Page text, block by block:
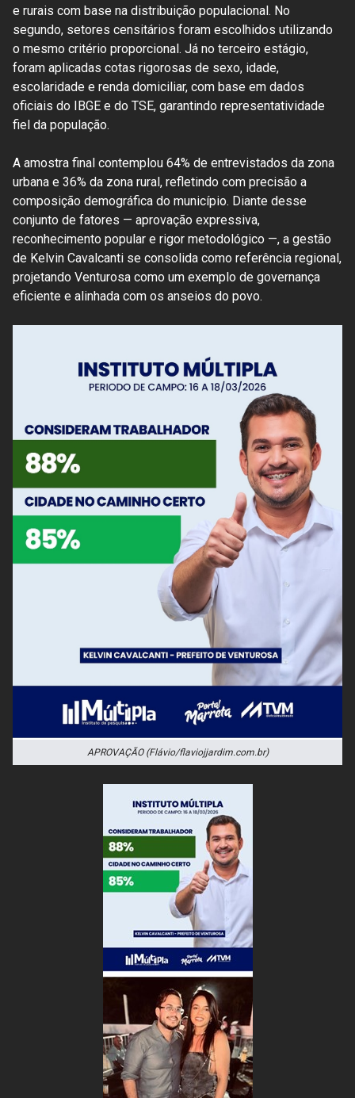
e rurais com base na distribuição populacional. No
segundo, setores censitários foram escolhidos utilizando
o mesmo critério proporcional. Já no terceiro estágio,
foram aplicadas cotas rigorosas de sexo, idade,
escolaridade e renda domiciliar, com base em dados
oficiais do IBGE e do TSE, garantindo representatividade
fiel da população.
A amostra final contemplou 64% de entrevistados da zona
urbana e 36% da zona rural, refletindo com precisão a
composição demográfica do município. Diante desse
conjunto de fatores — aprovação expressiva,
reconhecimento popular e rigor metodológico —, a gestão
de Kelvin Cavalcanti se consolida como referência regional,
projetando Venturosa como um exemplo de governança
eficiente e alinhada com os anseios do povo.
APROVAÇÃO (Flávio/flaviojjardim.com.br)